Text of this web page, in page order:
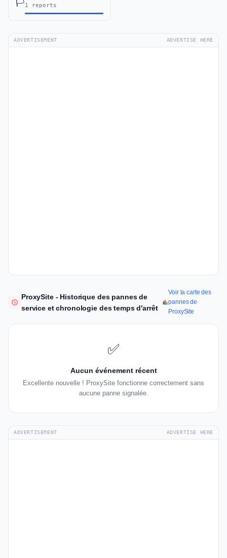
🏳️1 reports
ADVERTISEMENT ADVERTISE HERE
ProxySite - Historique des pannes de
service et chronologie des temps d'arrêt
Voir la carte des
pannes de
ProxySite
✅
Aucun événement récent
Excellente nouvelle ! ProxySite fonctionne correctement sans
aucune panne signalée.
ADVERTISEMENT ADVERTISE HERE